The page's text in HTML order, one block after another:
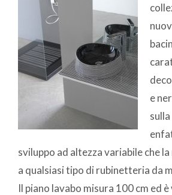
e
sviluppo ad altezza variabile che
a qualsiasi tipo di rubinetteria da
Il piano lavabo misura 100 cm ed